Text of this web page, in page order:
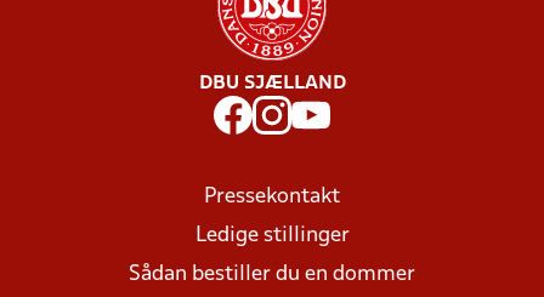
DBU SJÆLLAND
Pressekontakt
Ledige stillinger
Sådan bestiller du en dommer